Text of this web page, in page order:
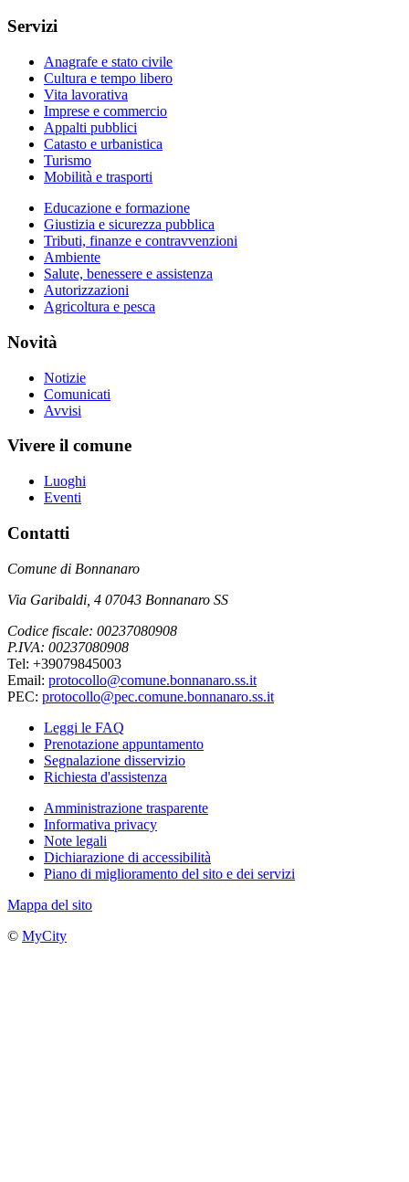
Servizi
Anagrafe e stato civile
Cultura e tempo libero
Vita lavorativa
Imprese e commercio
Appalti pubblici
Catasto e urbanistica
Turismo
Mobilità e trasporti
Educazione e formazione
Giustizia e sicurezza pubblica
Tributi, finanze e contravvenzioni
Ambiente
Salute, benessere e assistenza
Autorizzazioni
Agricoltura e pesca
Novità
Notizie
Comunicati
Avvisi
Vivere il comune
Luoghi
Eventi
Contatti
Comune di Bonnanaro
Via Garibaldi, 4 07043 Bonnanaro SS
Codice fiscale: 00237080908
P.IVA: 00237080908
Tel: +39079845003
Email: protocollo@comune.bonnanaro.ss.it
PEC: protocollo@pec.comune.bonnanaro.ss.it
Leggi le FAQ
Prenotazione appuntamento
Segnalazione disservizio
Richiesta d'assistenza
Amministrazione trasparente
Informativa privacy
Note legali
Dichiarazione di accessibilità
Piano di miglioramento del sito e dei servizi
Mappa del sito
© MyCity